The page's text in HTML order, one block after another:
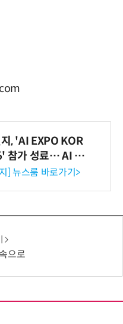
, 'AI EXPO KOR
참가 성료… AI 전
우르는 통합 솔루
] 뉴스룸 바로가기>
으로